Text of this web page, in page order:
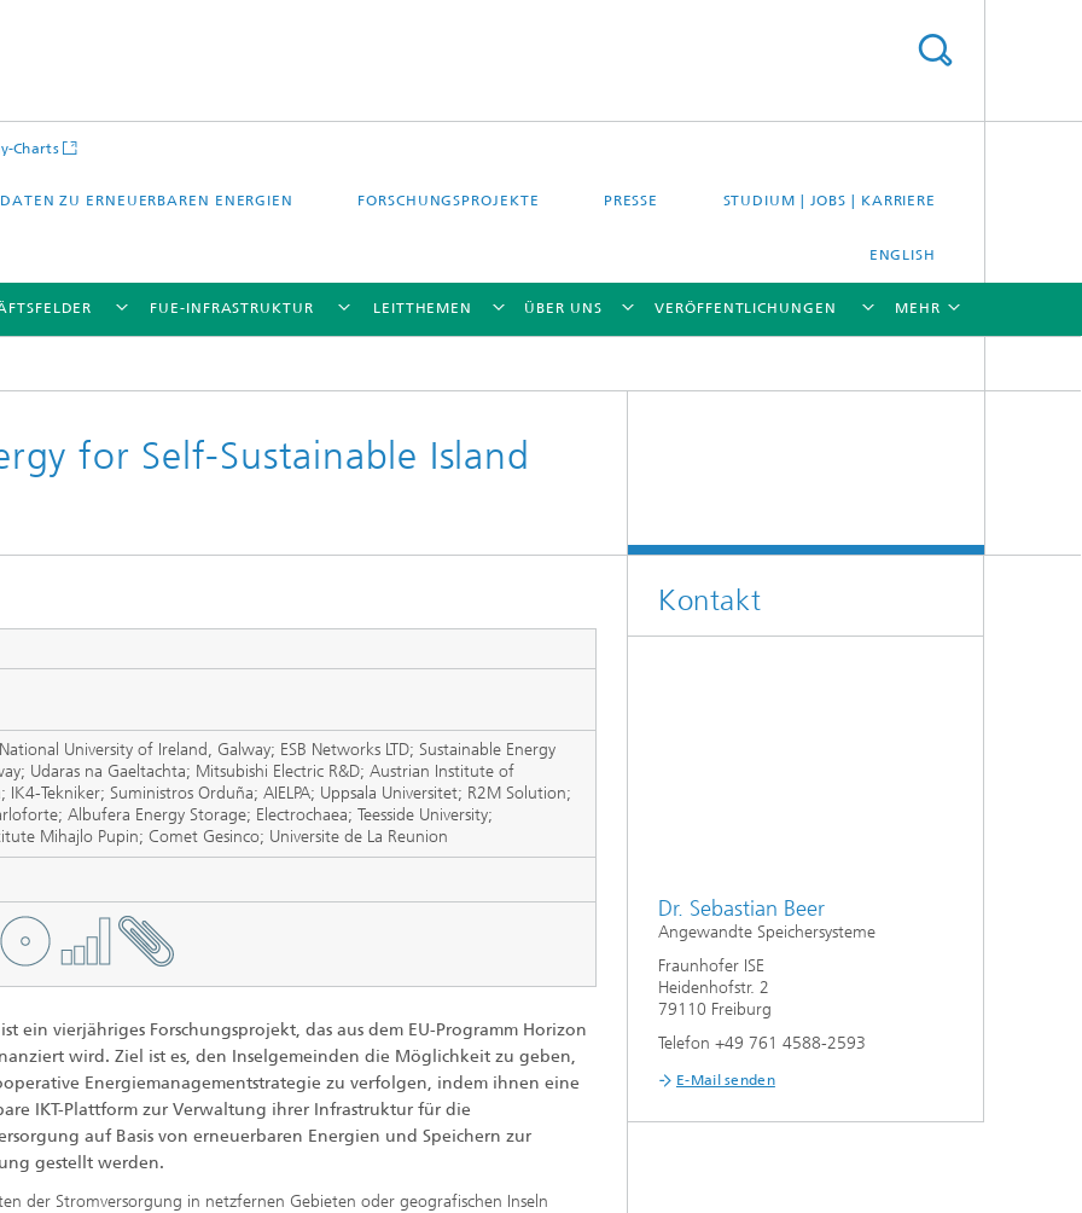
Charts
DATEN ZU ERNEUERBAREN ENERGIEN FORSCHUNGSPROJEKTE PRESSE STUDIUM | JOBS | KARRIERE
ENGLISH
und
Intelligenz und
Digitaler Netzanschluss
Gebäude
Klima, Kälte
Hydrogen System Analysis
Integrierte Energieinfrastrukturen:
Vor-Ort-Systeme
Elektromobilität
FUE-INFRASTRUKTUR
TestLab PV Modules
LEITTHEMEN ÜBER UNS VERÖFFENTLICHUNGEN MEHR
for Self-Sustainable Island
University of Ireland, Galway; ESB Networks LTD; Sustainable Energy
Udaras na Gaeltachta; Mitsubishi Electric R&D; Austrian Institute of
IK4-Tekniker; Suministros Orduña; AIELPA; Uppsala Universitet; R2M Solution;
Albufera Energy Storage; Electrochaea; Teesside University;
Mihajlo Pupin; Comet Gesinco; Universite de La Reunion
ist ein vierjähriges Forschungsprojekt, das aus dem EU-Programm Horizon
wird. Ziel ist es, den Inselgemeinden die Möglichkeit zu geben,
Energiemanagementstrategie zu verfolgen, indem ihnen eine
IKT-Plattform zur Verwaltung ihrer Infrastruktur für die
auf Basis von erneuerbaren Energien und Speichern zur
gestellt werden.
der Stromversorgung in netzfernen Gebieten oder geografischen Inseln
Kontakt
Dr. Sebastian Beer
Angewandte Speichersysteme
Fraunhofer ISE
Heidenhofstr. 2
79110 Freiburg
Telefon +49 761 4588-2593
E-Mail senden